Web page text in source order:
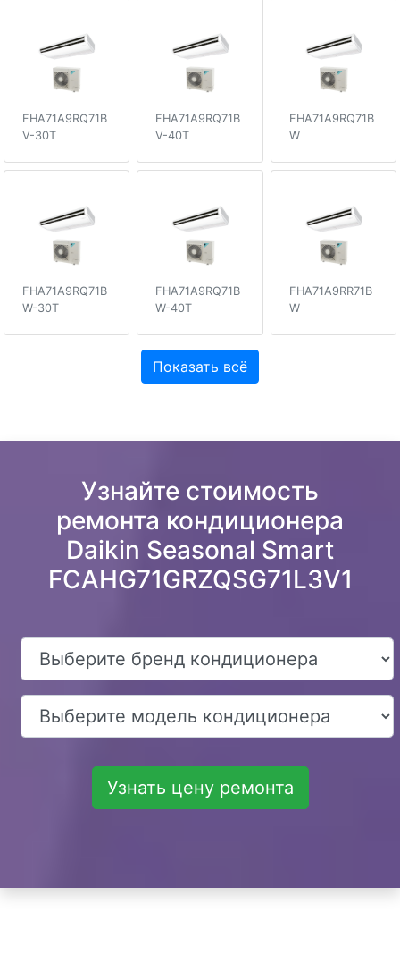
FHA71A9RQ71B
V-30T
FHA71A9RQ71B
V-40T
FHA71A9RQ71B
W
FHA71A9RQ71B
W-30T
FHA71A9RQ71B
W-40T
FHA71A9RR71B
W
Показать всё
Узнайте стоимость
ремонта кондиционера
Daikin Seasonal Smart
FCAHG71GRZQSG71L3V1
Узнать цену ремонта